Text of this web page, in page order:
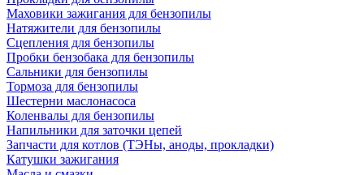
Маховики зажигания для бензопилы
Натяжители для бензопилы
Сцепления для бензопилы
Пробки бензобака для бензопилы
Сальники для бензопилы
Тормоза для бензопилы
Шестерни маслонасоса
Коленвалы для бензопилы
Напильники для заточки цепей
Запчасти для котлов (ТЭНы, аноды, прокладки)
Катушки зажигания